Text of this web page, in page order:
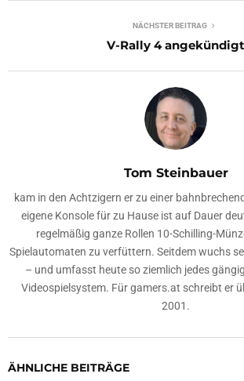
NÄCHSTER BEITRAG
V-Rally 4 angekündigt
Tom Steinbauer
kam in den Achtzigern er zu einer
eigene Konsole für zu Hause ist auf Dauer
regelmäßig ganze Rollen 10-Schilling-
Spielautomaten zu verfüttern. Seitdem wuchs
– und umfasst heute so ziemlich jedes
Videospielsystem. Für gamers.at schreibt er
2001.
ÄHNLICHE BEITRÄGE